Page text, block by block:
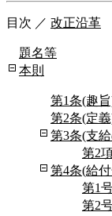
目次 ／ 改正沿革
題名等
本則
第1条(趣
第2条(定
第3条(支
第2
第4条(給
第1
第2